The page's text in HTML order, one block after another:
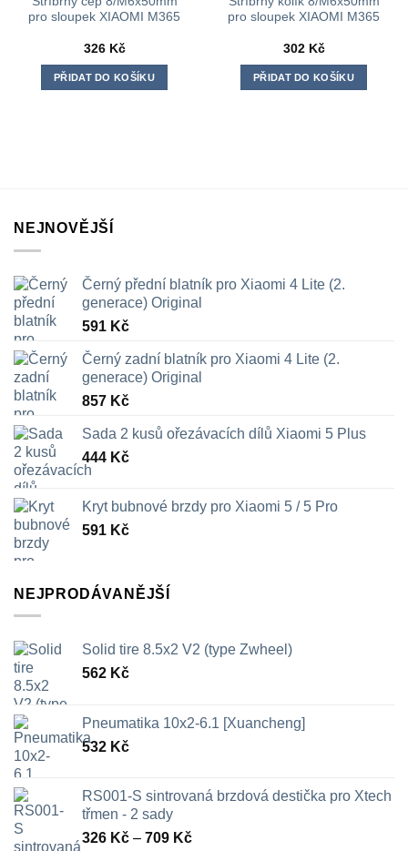
pro sloupek XIAOMI M365
326 Kč
PŘIDAT DO KOŠÍKU
pro sloupek XIAOMI M365
302 Kč
PŘIDAT DO KOŠÍKU
NEJNOVĚJŠÍ
Černý přední blatník pro Xiaomi 4 Lite (2.
generace) Original
591 Kč
Černý zadní blatník pro Xiaomi 4 Lite (2.
generace) Original
857 Kč
Sada 2 kusů ořezávacích dílů Xiaomi 5 Plus
444 Kč
Kryt bubnové brzdy pro Xiaomi 5 / 5 Pro
591 Kč
NEJPRODÁVANĚJŠÍ
Solid tire 8.5x2 V2 (type Zwheel)
562 Kč
Pneumatika 10x2-6.1 [Xuancheng]
532 Kč
RS001-S sintrovaná brzdová destička pro Xtech
třmen - 2 sady
326 Kč – 709 KčRozpětí